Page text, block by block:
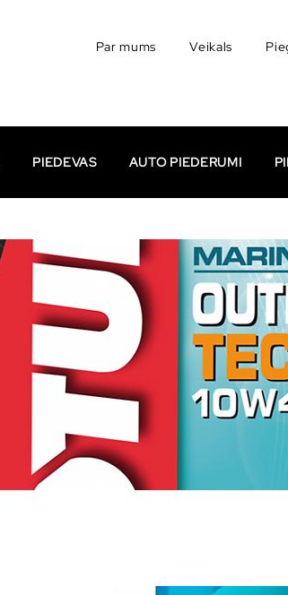
Par mums Veikals
PIEDEVAS AUTO PIEDERUMI